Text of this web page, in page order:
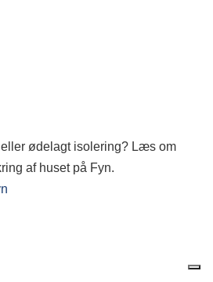
eller ødelagt isolering? Læs om
af huset på Fyn.